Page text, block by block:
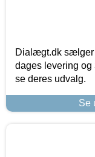
Dialægt.dk sælger
dages levering og
se deres udvalg.
Se